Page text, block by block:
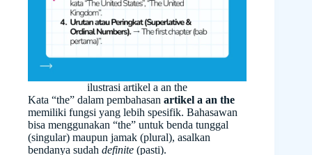
ilustrasi artikel a an the
Kata “the” dalam pembahasan artikel a an the
memiliki fungsi yang lebih spesifik. Bahasawan
bisa menggunakan “the” untuk benda tunggal
(singular) maupun jamak (plural), asalkan
bendanya sudah definite (pasti).